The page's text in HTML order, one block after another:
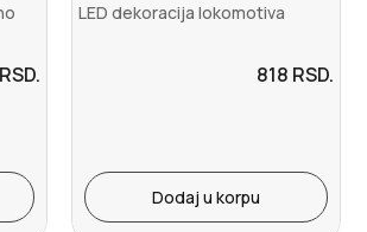
RSD.
LED dekoracija lokomotiva
818 RSD.
Dodaj u korpu